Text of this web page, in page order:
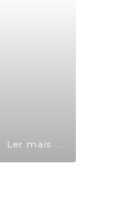
Ler mais ...